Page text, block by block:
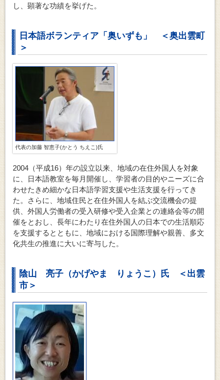
し、顕著な功績を挙げた。
日本語ボランティア「奥いずも」 ＜奥出雲町
＞
代表の加藤 智恵子(かとう ちえこ)氏
2004（平成16）年の設立以来、地域の在住外国人を対象
に、日本語教室を毎月開催し、学習者の目的やニーズに合
わせたきめ細かな日本語学習支援や生活支援を行ってき
た。さらに、地域住民と在住外国人を結ぶ交流機会の提
供、外国人労働者の受入研修や受入企業との連絡会等の開
催をとおし、長年にわたり在住外国人の日本での生活順応
を支援するとともに、地域における国際理解や親善、多文
化共生の推進に大いに寄与した。
陰山 亮子（かげやま りょうこ）氏 ＜出雲
市＞